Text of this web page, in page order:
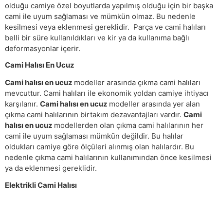
olduğu camiye özel boyutlarda yapılmış olduğu için bir başka
cami ile uyum sağlaması ve mümkün olmaz. Bu nedenle
kesilmesi veya eklenmesi gereklidir. Parça ve cami halıları
belli bir süre kullanıldıkları ve kir ya da kullanıma bağlı
deformasyonlar içerir.
Cami Halısı En Ucuz
Cami halısı en ucuz modeller arasında çıkma cami halıları
mevcuttur. Cami halıları ile ekonomik yoldan camiye ihtiyacı
karşılanır. Cami halısı en ucuz modeller arasında yer alan
çıkma cami halılarının birtakım dezavantajları vardır. Cami
halısı en ucuz modellerden olan çıkma cami halılarının her
cami ile uyum sağlaması mümkün değildir. Bu halılar
oldukları camiye göre ölçüleri alınmış olan halılardır. Bu
nedenle çıkma cami halılarının kullanımından önce kesilmesi
ya da eklenmesi gereklidir.
Elektrikli Cami Halısı